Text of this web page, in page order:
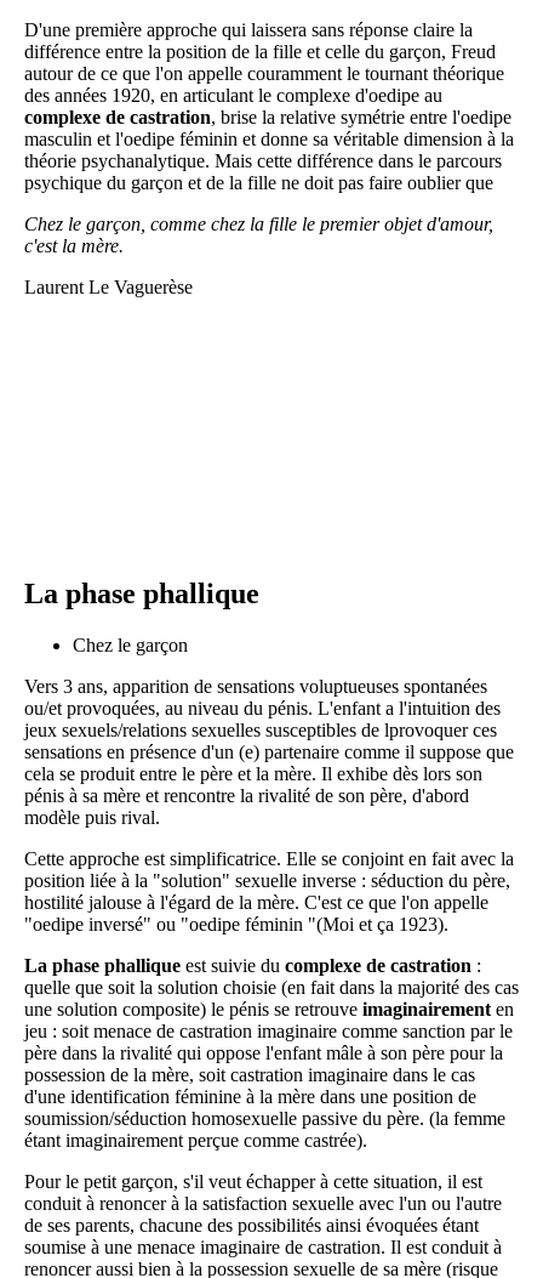
D'une première approche qui laissera sans réponse claire la
différence entre la position de la fille et celle du garçon, Freud
autour de ce que l'on appelle couramment le tournant théorique
des années 1920, en articulant le complexe d'oedipe au
complexe de castration, brise la relative symétrie entre l'oedipe
masculin et l'oedipe féminin et donne sa véritable dimension à la
théorie psychanalytique. Mais cette différence dans le parcours
psychique du garçon et de la fille ne doit pas faire oublier que
Chez le garçon, comme chez la fille le premier objet d'amour,
c'est la mère.
Laurent Le Vaguerèse
La phase phallique
Chez le garçon
Vers 3 ans, apparition de sensations voluptueuses spontanées
ou/et provoquées, au niveau du pénis. L'enfant a l'intuition des
jeux sexuels/relations sexuelles susceptibles de lprovoquer ces
sensations en présence d'un (e) partenaire comme il suppose que
cela se produit entre le père et la mère. Il exhibe dès lors son
pénis à sa mère et rencontre la rivalité de son père, d'abord
modèle puis rival.
Cette approche est simplificatrice. Elle se conjoint en fait avec la
position liée à la "solution" sexuelle inverse : séduction du père,
hostilité jalouse à l'égard de la mère. C'est ce que l'on appelle
"oedipe inversé" ou "oedipe féminin "(Moi et ça 1923).
La phase phallique est suivie du complexe de castration :
quelle que soit la solution choisie (en fait dans la majorité des cas
une solution composite) le pénis se retrouve imaginairement en
jeu : soit menace de castration imaginaire comme sanction par le
père dans la rivalité qui oppose l'enfant mâle à son père pour la
possession de la mère, soit castration imaginaire dans le cas
d'une identification féminine à la mère dans une position de
soumission/séduction homosexuelle passive du père. (la femme
étant imaginairement perçue comme castrée).
Pour le petit garçon, s'il veut échapper à cette situation, il est
conduit à renoncer à la satisfaction sexuelle avec l'un ou l'autre
de ses parents, chacune des possibilités ainsi évoquées étant
soumise à une menace imaginaire de castration. Il est conduit à
renoncer aussi bien à la possession sexuelle de sa mère (risque